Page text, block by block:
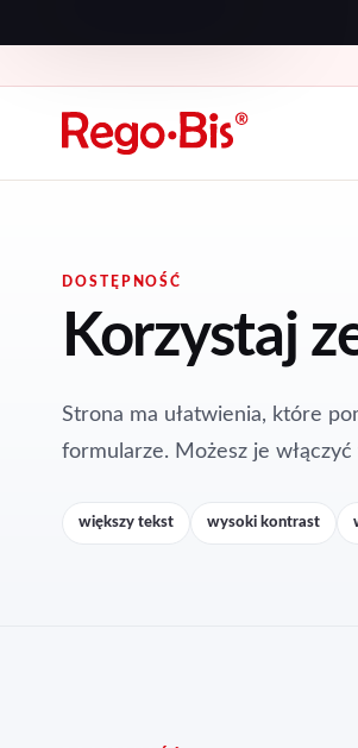
DOSTĘPNOŚĆ
Korzystaj
Strona ma ułatwienia, które
formularze. Możesz je
większy tekst wysoki kontrast